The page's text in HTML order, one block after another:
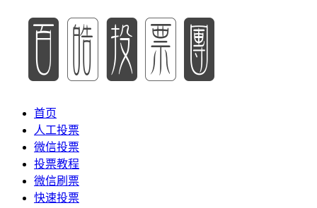
首页
人工投票
微信投票
投票教程
微信刷票
快速投票